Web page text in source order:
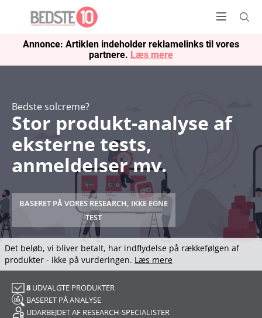
Annonce: Artiklen indeholder reklamelinks til vores
partnere. Læs mere
Bedste solcreme?
Stor produkt-analyse af
eksterne tests,
anmeldelser mv.
BASERET PÅ VORES RESEARCH, IKKE EGNE
TEST
Det beløb, vi bliver betalt, har indflydelse på rækkefølgen af
produkter - ikke på vurderingen. Læs mere
8 UDVALGTE PRODUKTER
BASERET PÅ ANALYSE
UDARBEJDET AF RESEARCH-SPECIALISTER